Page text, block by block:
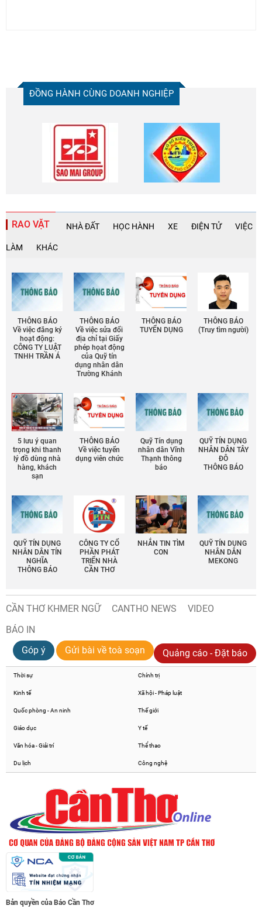
ĐỒNG HÀNH CÙNG DOANH NGHIỆP
RAO VẶT NHÀ ĐẤT HỌC HÀNH XE ĐIỆN TỬ VIỆC
LÀM KHÁC
THÔNG BÁO
Về việc đăng ký
hoạt động:
CÔNG TY LUẬT
TNHH TRẦN Á
THÔNG BÁO
Về việc sửa đổi
địa chỉ tại Giấy
phép họat động
của Quỹ tín
dụng nhân dân
Trường Khánh
THÔNG BÁO
TUYỂN DỤNG
THÔNG BÁO
(Truy tìm người)
5 lưu ý quan
trọng khi thanh
lý đồ dùng nhà
hàng, khách
sạn
THÔNG BÁO
Về việc tuyển
dụng viên chức
Quỹ Tín dụng
nhân dân Vĩnh
Thạnh thông
báo
QUỸ TÍN DỤNG
NHÂN DÂN TÂY
ĐÔ
THÔNG BÁO
QUỸ TÍN DỤNG
NHÂN DÂN TÍN
NGHĨA
THÔNG BÁO
CÔNG TY CỔ
PHẦN PHÁT
TRIỂN NHÀ
CẦN THƠ
NHẮN TIN TÌM
CON
QUỸ TÍN DỤNG
NHÂN DÂN
MEKONG
CẦN THƠ KHMER NGỮ CANTHO NEWS
VIDEO
BÁO IN
Góp ý
Gửi bài về toà soạn Quảng cáo - Đặt báo
Thời sự Chính trị
Kinh tế Xã hội - Pháp luật
Quốc phòng - An ninh Thế giới
Giáo dục Y tế
Văn hóa - Giải trí Thể thao
Du lịch Công nghệ
Bản quyền của Báo Cần Thơ